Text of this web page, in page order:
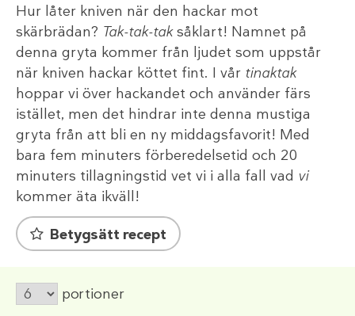
Hur låter kniven när den hackar mot
skärbrädan? Tak-tak-taksåklart! Namnet på
denna gryta kommer från ljudet som uppstår
när kniven hackar köttet fint. I vår tinaktak
hoppar vi över hackandet och använder färs
istället, men det hindrar inte denna mustiga
gryta från att bli en ny middagsfavorit! Med
bara fem minuters förberedelsetid och 20
minuters tillagningstid vet vi i alla fall vad vi
kommer äta ikväll!
Betygsätt recept
portioner